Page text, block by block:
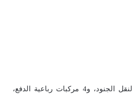
وأفاد مراسل الأناضول، أن موكب قوى الأمن الداخلي ضم 8 مدرعات لنقل الجنود، و4 مركبات رباعية الدفع،